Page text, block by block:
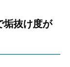
垢抜け度が